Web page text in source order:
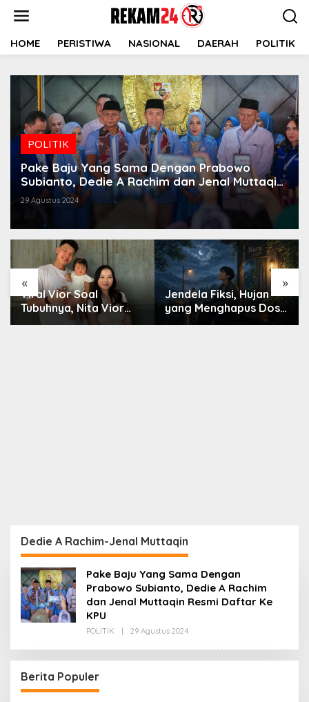
HOME PERISTIWA NASIONAL DAERAH POLITIK
POLITIK
Pake Baju Yang Sama Dengan Prabowo
Subianto, Dedie A Rachim dan Jenal Muttaqin
Resmi Daftar Ke KPU
29 Agustus 2024
« »
Viral Vior Soal
Tubuhnya, Nita Vior
Akui Nikmati Peranya
Jendela Fiksi, Hujan
yang Menghapus Dosa
Dedie A Rachim-Jenal Muttaqin
Pake Baju Yang Sama Dengan
Prabowo Subianto, Dedie A Rachim
dan Jenal Muttaqin Resmi Daftar Ke
KPU
POLITIK 29 Agustus 2024Oleh
Berita Populer